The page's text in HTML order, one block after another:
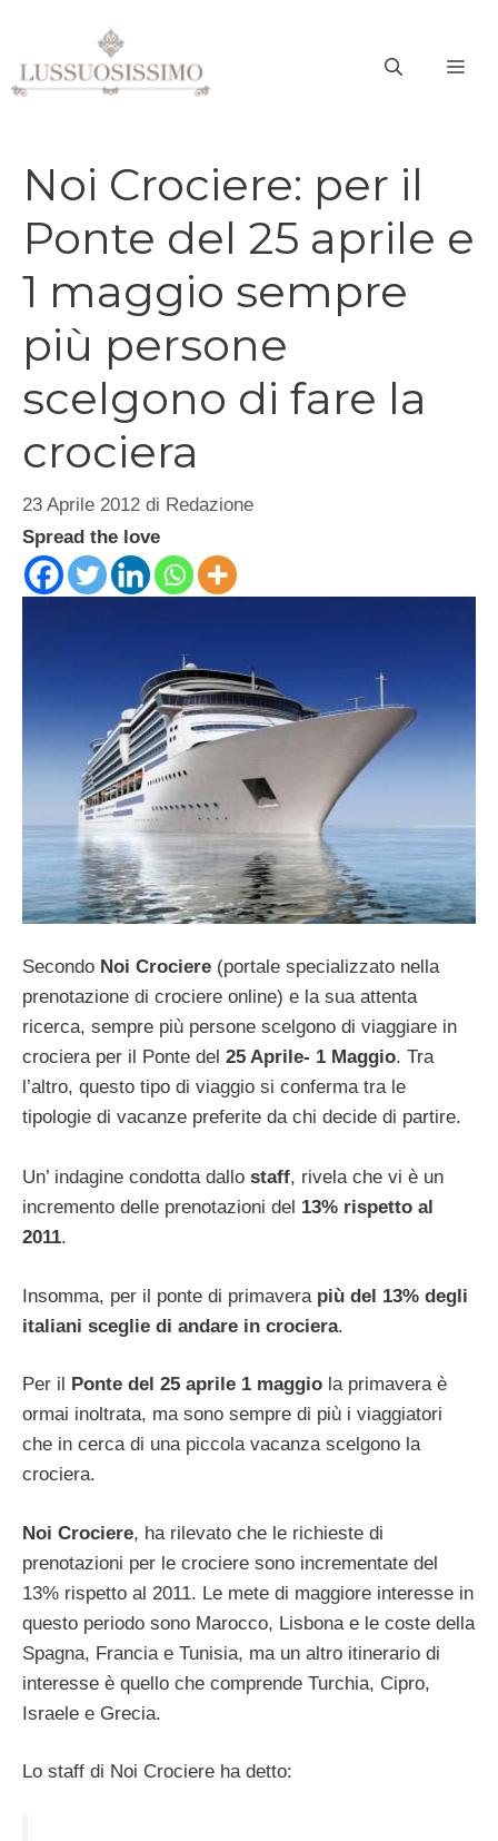
contenuto
Noi Crociere: per il
Ponte del 25 aprile e
1 maggio sempre
più persone
scelgono di fare la
crociera
23 Aprile 2012 di Redazione
Spread the love
Secondo Noi Crociere (portale specializzato nella
prenotazione di crociere online) e la sua attenta
ricerca, sempre più persone scelgono di viaggiare in
crociera per il Ponte del 25 Aprile- 1 Maggio. Tra
l’altro, questo tipo di viaggio si conferma tra le
tipologie di vacanze preferite da chi decide di partire.
Un’ indagine condotta dallo staff, rivela che vi è un
incremento delle prenotazioni del 13% rispetto al
2011.
Insomma, per il ponte di primavera più del 13% degli
italiani sceglie di andare in crociera.
Per il Ponte del 25 aprile 1 maggio la primavera è
ormai inoltrata, ma sono sempre di più i viaggiatori
che in cerca di una piccola vacanza scelgono la
crociera.
Noi Crociere, ha rilevato che le richieste di
prenotazioni per le crociere sono incrementate del
13% rispetto al 2011. Le mete di maggiore interesse in
questo periodo sono Marocco, Lisbona e le coste della
Spagna, Francia e Tunisia, ma un altro itinerario di
interesse è quello che comprende Turchia, Cipro,
Israele e Grecia.
Lo staff di Noi Crociere ha detto: